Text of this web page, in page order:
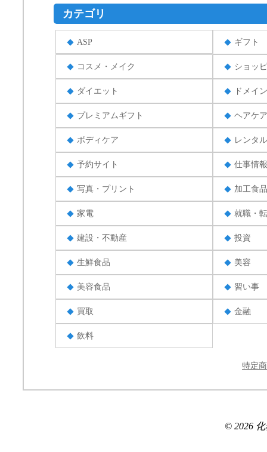
カテゴリ
ASP ギフト
コスメ・メイク ショッ
ダイエット ドメイン
プレミアムギフト ヘアケア
ボディケア レンタ
予約サイト 仕事情報
写真・プリント 加工食品
家電 就職・
建設・不動産 投資
生鮮食品 美容
美容食品 習い事
買取 金融
飲料
特定
© 2026 化